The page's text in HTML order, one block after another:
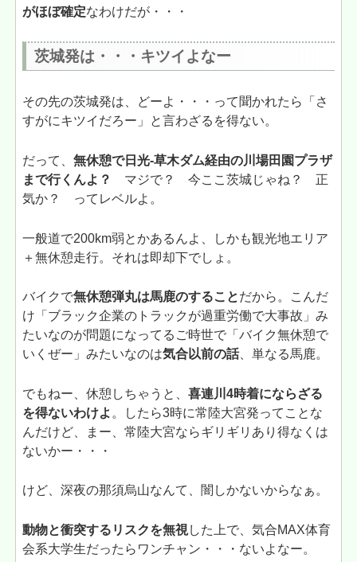
がほぼ確定なわけだが・・・
茨城発は・・・キツイよなー
その先の茨城発は、どーよ・・・って聞かれたら「さ
すがにキツイだろー」と言わざるを得ない。
だって、無休憩で日光-草木ダム経由の川場田園プラザ
まで行くんよ？
マジで？ 今ここ茨城じゃね？ 正
気か？ ってレベルよ。
一般道で200km弱とかあるんよ、しかも観光地エリア
＋無休憩走行。それは即却下でしょ。
バイクで無休憩弾丸は馬鹿のすることだから。こんだ
け「ブラック企業のトラックが過重労働で大事故」み
たいなのが問題になってるご時世で「バイク無休憩で
いくぜー」みたいなのは気合以前の話、単なる馬鹿。
でもねー、休憩しちゃうと、喜連川4時着にならざる
を得ないわけよ 。したら3時に常陸大宮発ってことな
んだけど、まー、常陸大宮ならギリギリあり得なくは
ないかー・・・
けど、深夜の那須烏山なんて、闇しかないからなぁ。
動物と衝突するリスクを無視した上で、気合MAX体育
会系大学生だったらワンチャン・・・ないよなー。